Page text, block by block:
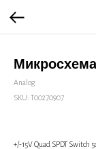
Analog
SKU: Т00270907
+/-15V Quad SPDT Switch